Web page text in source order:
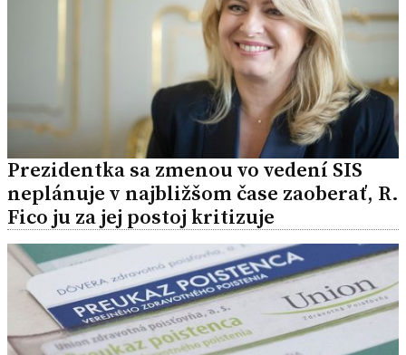
Prezidentka sa zmenou vo vedení SIS
neplánuje v najbližšom čase zaoberať, R.
Fico ju za jej postoj kritizuje